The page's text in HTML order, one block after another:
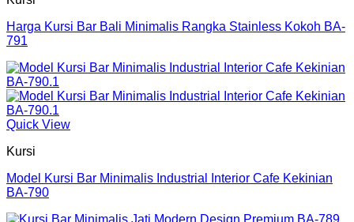
Harga Kursi Bar Bali Minimalis Rangka Stainless Kokoh BA-
791
Quick View
Kursi
Model Kursi Bar Minimalis Industrial Interior Cafe Kekinian
BA-790